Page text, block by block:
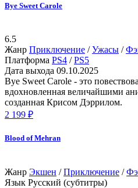
Bye Sweet Carole
6.5
Жанр Приключение /Ужасы /
Платформа PS4 /PS5
Дата выхода 09.10.2025
Bye Sweet Carole - это
вдохновленная величайшими
созданная Крисом Дэррилом.
2 199 ₽
Blood of Mehran
Жанр Экшен /Приключение /
Язык Русский (субтитры)